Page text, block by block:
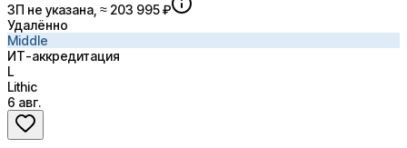
ЗП не указана, ≈ 203 995 ₽
Удалённо
Middle
ИТ-аккредитация
L
Lithic
6 авг.